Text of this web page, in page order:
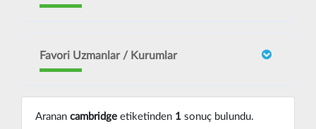
Favori Uzmanlar / Kurumlar
Aranan cambridgeetiketinden 1sonuç bulundu.